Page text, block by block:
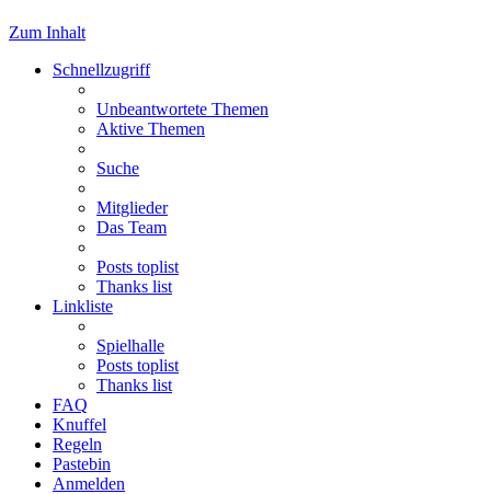
Zum Inhalt
Schnellzugriff
Unbeantwortete Themen
Aktive Themen
Suche
Mitglieder
Das Team
Posts toplist
Thanks list
Linkliste
Spielhalle
Posts toplist
Thanks list
FAQ
Knuffel
Regeln
Pastebin
Anmelden